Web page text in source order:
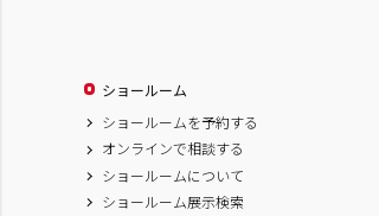
ショールーム
ショールームを予約する
オンラインで相談する
ショールームについて
ショールーム展示検索